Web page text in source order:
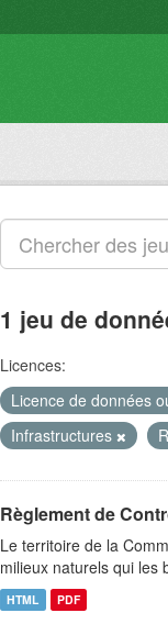
1 jeu de
Licences:
Licence de données
Infrastructures
Règlement de
Le territoire de la
milieux naturels qui les
HTML PDF